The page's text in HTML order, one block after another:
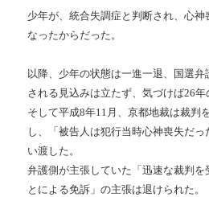
少年が、統合失調症と判断され、心神
なったからだった。
以降、少年の状態は一進一退、国選
される見込みは立たず、気づけば26年
そして平成8年11月、京都地裁は裁判
し、「被告人は犯行当時心神喪失だ
い渡した。
弁護側が主張していた「迅速な裁判を
とによる免訴」の主張は退けられた。